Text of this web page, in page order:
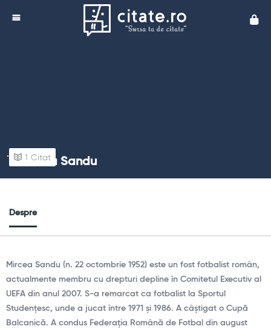
Mircea Sandu
1 Citat
Despre
Mircea Sandu (n. 22 octombrie 1952) este un fost fotbalist român,
actualmente membru cu drepturi depline în Comitetul Executiv al
UEFA din anul 2007. S-a remarcat ca fotbalist la Sportul
Studențesc, unde a jucat între 1971 și 1986. A câștigat o Cupă
Balcanică. A condus Federația Română de Fotbal din august